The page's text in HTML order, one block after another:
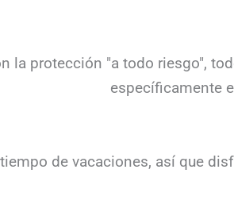
la protección "a todo riesgo",
específicamente
de vacaciones, así que